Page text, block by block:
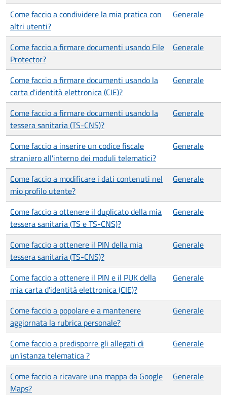
Come faccio a condividere la mia pratica con
altri utenti?
Generale
Come faccio a firmare documenti usando File
Protector?
Generale
Come faccio a firmare documenti usando la
carta d'identità elettronica (CIE)?
Generale
Come faccio a firmare documenti usando la
tessera sanitaria (TS-CNS)?
Generale
Come faccio a inserire un codice fiscale
straniero all'interno dei moduli telematici?
Generale
Come faccio a modificare i dati contenuti nel
mio profilo utente?
Generale
Come faccio a ottenere il duplicato della mia
tessera sanitaria (TS e TS-CNS)?
Generale
Come faccio a ottenere il PIN della mia
tessera sanitaria (TS-CNS)?
Generale
Come faccio a ottenere il PIN e il PUK della
mia carta d'identità elettronica (CIE)?
Generale
Come faccio a popolare e a mantenere
aggiornata la rubrica personale?
Generale
Come faccio a predisporre gli allegati di
un'istanza telematica ?
Generale
Come faccio a ricavare una mappa da Google
Maps?
Generale